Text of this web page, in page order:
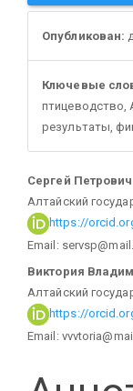
Опубликован:
Ключевые
птицеводство,
результаты,
Сергей
Алтайский
https://
Email:
Виктория
Алтайский
https://
Email: